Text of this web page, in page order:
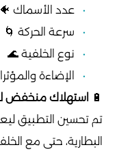
عدد الأسماك 🐠
سرعة الحركة 🌀
نوع الخلفية 🌊
الإضاءة
🔋
استهلاك منخفض
تم تحسين التطبيق
البطارية، حتى مع